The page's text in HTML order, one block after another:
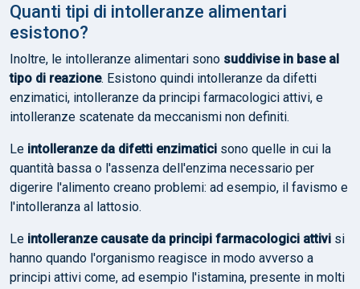
Quanti tipi di intolleranze alimentari
esistono?
Inoltre, le intolleranze alimentari sono suddivise in base al
tipo di reazione. Esistono quindi intolleranze da difetti
enzimatici, intolleranze da principi farmacologici attivi, e
intolleranze scatenate da meccanismi non definiti.
Le intolleranze da difetti enzimatici sono quelle in cui la
quantità bassa o l'assenza dell'enzima necessario per
digerire l'alimento creano problemi: ad esempio, il favismo e
l'intolleranza al lattosio.
Le intolleranze causate da principi farmacologici attivi si
hanno quando l'organismo reagisce in modo avverso a
principi attivi come, ad esempio l'istamina, presente in molti